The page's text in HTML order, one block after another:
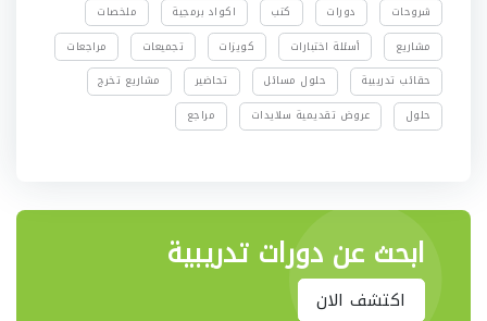
شروحات دورات كتب اكواد برمجية
ملخصات
مشاريع
أسئلة اختبارات كويزات تجميعات
مراجعات
حقائب تدريبية
حلول مسائل تحاضير
مشاريع تخرج
حلول
عروض تقديمية سلايدات مراجع
ابحث عن دورات تدريبية
اكتشف الان